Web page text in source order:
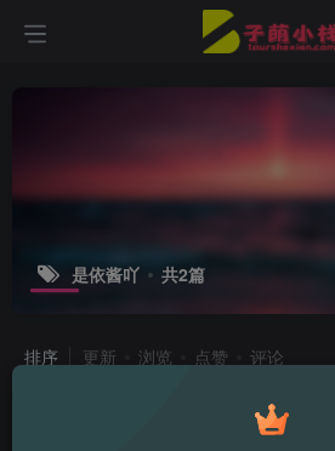
是依酱吖 共2篇
排序 更新 浏览 点赞 评论
是依酱吖新作
亮整个校园！